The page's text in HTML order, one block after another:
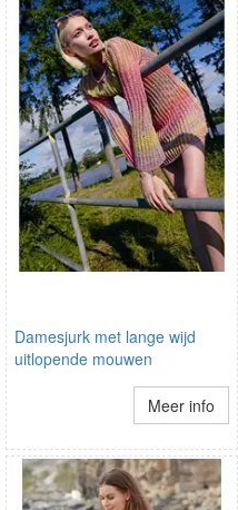
Damesjurk met lange wijd
uitlopende mouwen
Meer info